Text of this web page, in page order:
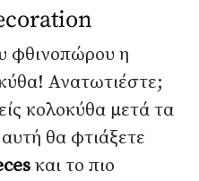
φθινοπώρου η
Ανατωτιέστε;
κολοκύθα μετά τα
θα φτιάξετε
και το πιο